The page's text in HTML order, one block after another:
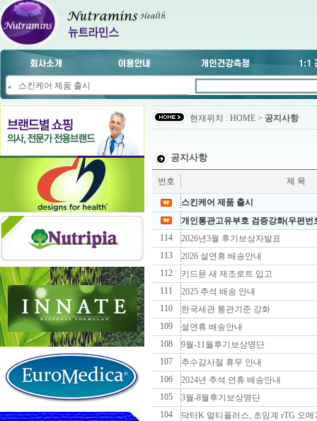
스킨케어 제품 출시
현재위치 : HOME > 공지사항
공지사항
번호 제 목
스킨케어 제품 출시
개인통관고유부호 검증강화(우편번
114
2026년3월 후기보상자발표
113
2026 설연휴 배송안내
112
키드뮨 새 제조로트 입고
111
2025 추석 배송 안내
110
한국세관 통관기준 강화
109
설연휴 배송안내
108
9월-11월후기보상명단
107
추수감사절 휴무 안내
106
2024년 추석 연휴 배송안내
105
3월-8월후기보상명단
104
닥터K 멀티플러스, 초임계 rTG 오메